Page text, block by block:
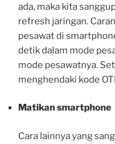
ada, maka kita
refresh jaringan.
pesawat di
detik dalam mode
mode pesawatnya.
menghendaki kode
Matikan smartphone
Cara lainnya yang